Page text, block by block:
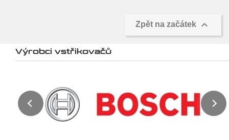
Zpět na začátek 
Výrobci vstřikovačů